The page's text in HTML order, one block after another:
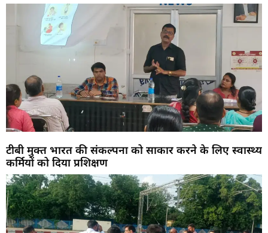
टीबी मुक्त भारत की संकल्पना को साकार करने के लिए स्वास्थ्य
कर्मियों को दिया प्रशिक्षण